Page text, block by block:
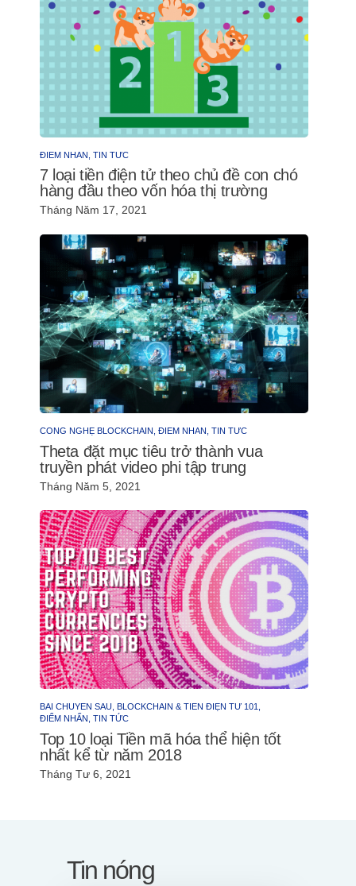
ĐIỂM NHẤN, TIN TỨC
7 loại tiền điện tử theo chủ đề con chó
hàng đầu theo vốn hóa thị trường
Tháng Năm 17, 2021
CÔNG NGHỆ BLOCKCHAIN, ĐIỂM NHẤN, TIN TỨC
Theta đặt mục tiêu trở thành vua
truyền phát video phi tập trung
Tháng Năm 5, 2021
BÀI CHUYÊN SÂU,
BLOCKCHAIN & TIỀN ĐIỆN TỬ 101,
ĐIỂM NHẤN, TIN TỨC
Top 10 loại Tiền mã hóa thể hiện tốt
nhất kể từ năm 2018
Tháng Tư 6, 2021
Tin nóng